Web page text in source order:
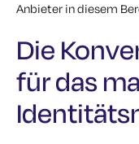
Anbieter in diesem
Die
für das